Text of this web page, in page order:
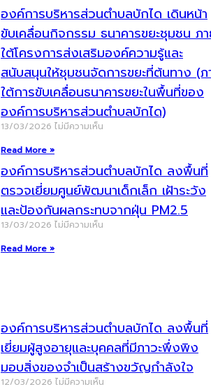
องค์การบริหารส่วนตำบลบักได เดินหน้า
ขับเคลื่อนกิจกรรม ธนาคารขยะชุมชน ภ
ใต้โครงการส่งเสริมองค์ความรู้และ
สนับสนุนให้ชุมชนจัดการขยะที่ต้นทาง (ภ
ใต้การขับเคลื่อนธนาคารขยะในพื้นที่ของ
องค์การบริหารส่วนตำบลบักได)
13/03/2026 ไม่มีความเห็น
Read More »
องค์การบริหารส่วนตำบลบักได ลงพื้นที่
ตรวจเยี่ยมศูนย์พัฒนาเด็กเล็ก เฝ้าระวัง
และป้องกันผลกระทบจากฝุ่น PM2.5
13/03/2026 ไม่มีความเห็น
Read More »
องค์การบริหารส่วนตำบลบักได ลงพื้นที่
เยี่ยมผู้สูงอายุและบุคคลที่มีภาวะพึ่งพิง
มอบสิ่งของจำเป็นสร้างขวัญกำลังใจ
12/03/2026 ไม่มีความเห็น